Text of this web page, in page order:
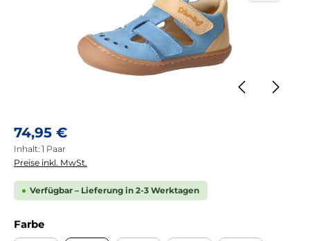
Regulärer Preis:
74,95 €
Inhalt: 1 Paar
Preise inkl. MwSt.
Verfügbar – Lieferung in 2-3 Werktagen
Farbeauswählen